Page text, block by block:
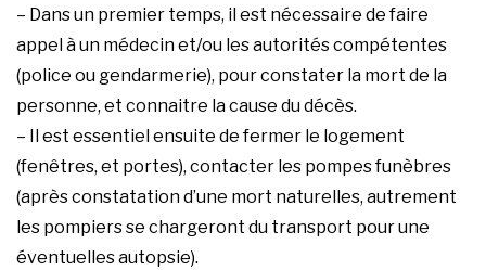
– Dans un premier temps, il est nécessaire de faire
appel à un médecin et/ou les autorités compétentes
(police ou gendarmerie), pour constater la mort de la
personne, et connaitre la cause du décès.
– Il est essentiel ensuite de fermer le logement
(fenêtres, et portes), contacter les pompes funèbres
(après constatation d’une mort naturelles, autrement
les pompiers se chargeront du transport pour une
éventuelles autopsie).